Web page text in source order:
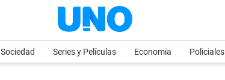
Sociedad Series y Películas Economia Policiales